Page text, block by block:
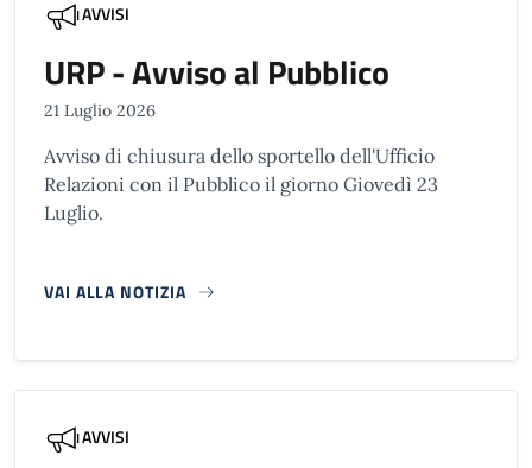
AVVISI
URP - Avviso al Pubblico
21 Luglio 2026
Avviso di chiusura dello sportello dell'Ufficio
Relazioni con il Pubblico il giorno Giovedì 23
Luglio.
VAI ALLA NOTIZIA
AVVISI